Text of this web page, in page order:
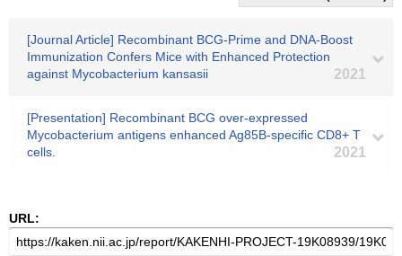
[Journal Article] Recombinant BCG-Prime and DNA-Boost
Immunization Confers Mice with Enhanced Protection
against Mycobacterium kansasii
2021
[Presentation] Recombinant BCG over-expressed
Mycobacterium antigens enhanced Ag85B-specific CD8+ T
cells.
2021
URL: